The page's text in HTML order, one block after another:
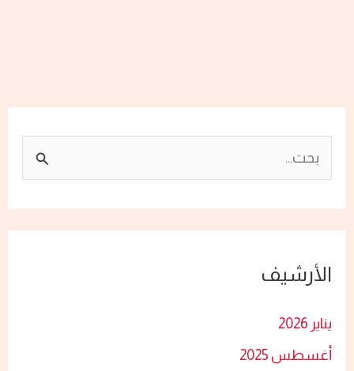
ث
ن
:
الأرشيف
يناير 2026
أغسطس 2025